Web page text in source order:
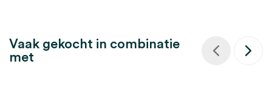
Vaak gekocht in combinatie
met